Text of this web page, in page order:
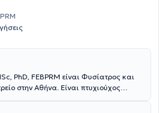
PhD, FEBPRM είναι Φυσίατρος και
στην Αθήνα. Είναι πτυχιούχος
Ειδίκευσης από την Ιατρική